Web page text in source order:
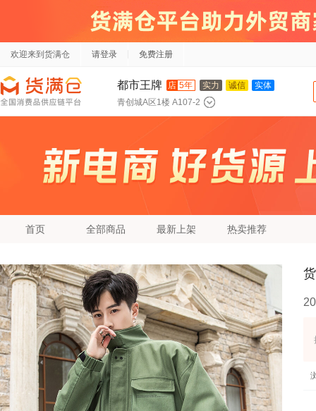
欢迎来到货满仓 请登录 免费注册
都市王牌 店 5年 实力 诚信
实体
青创城A区1楼 A107-2
首页 全部商品 最新上架 热卖推荐